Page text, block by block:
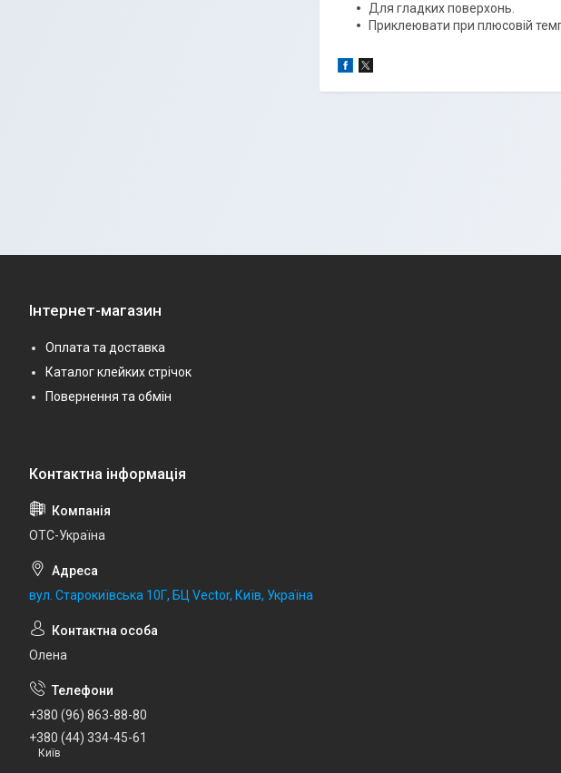
Для гладких поверхонь.
Приклеювати при плюсовій
Інтернет-магазин
Оплата та доставка
Каталог клейких стрічок
Повернення та обмін
ОТС-Україна
вул. Старокиївська 10Г, БЦ Vector, Київ, Україна
Олена
+380 (96) 863-88-80
+380 (44) 334-45-61
Київ